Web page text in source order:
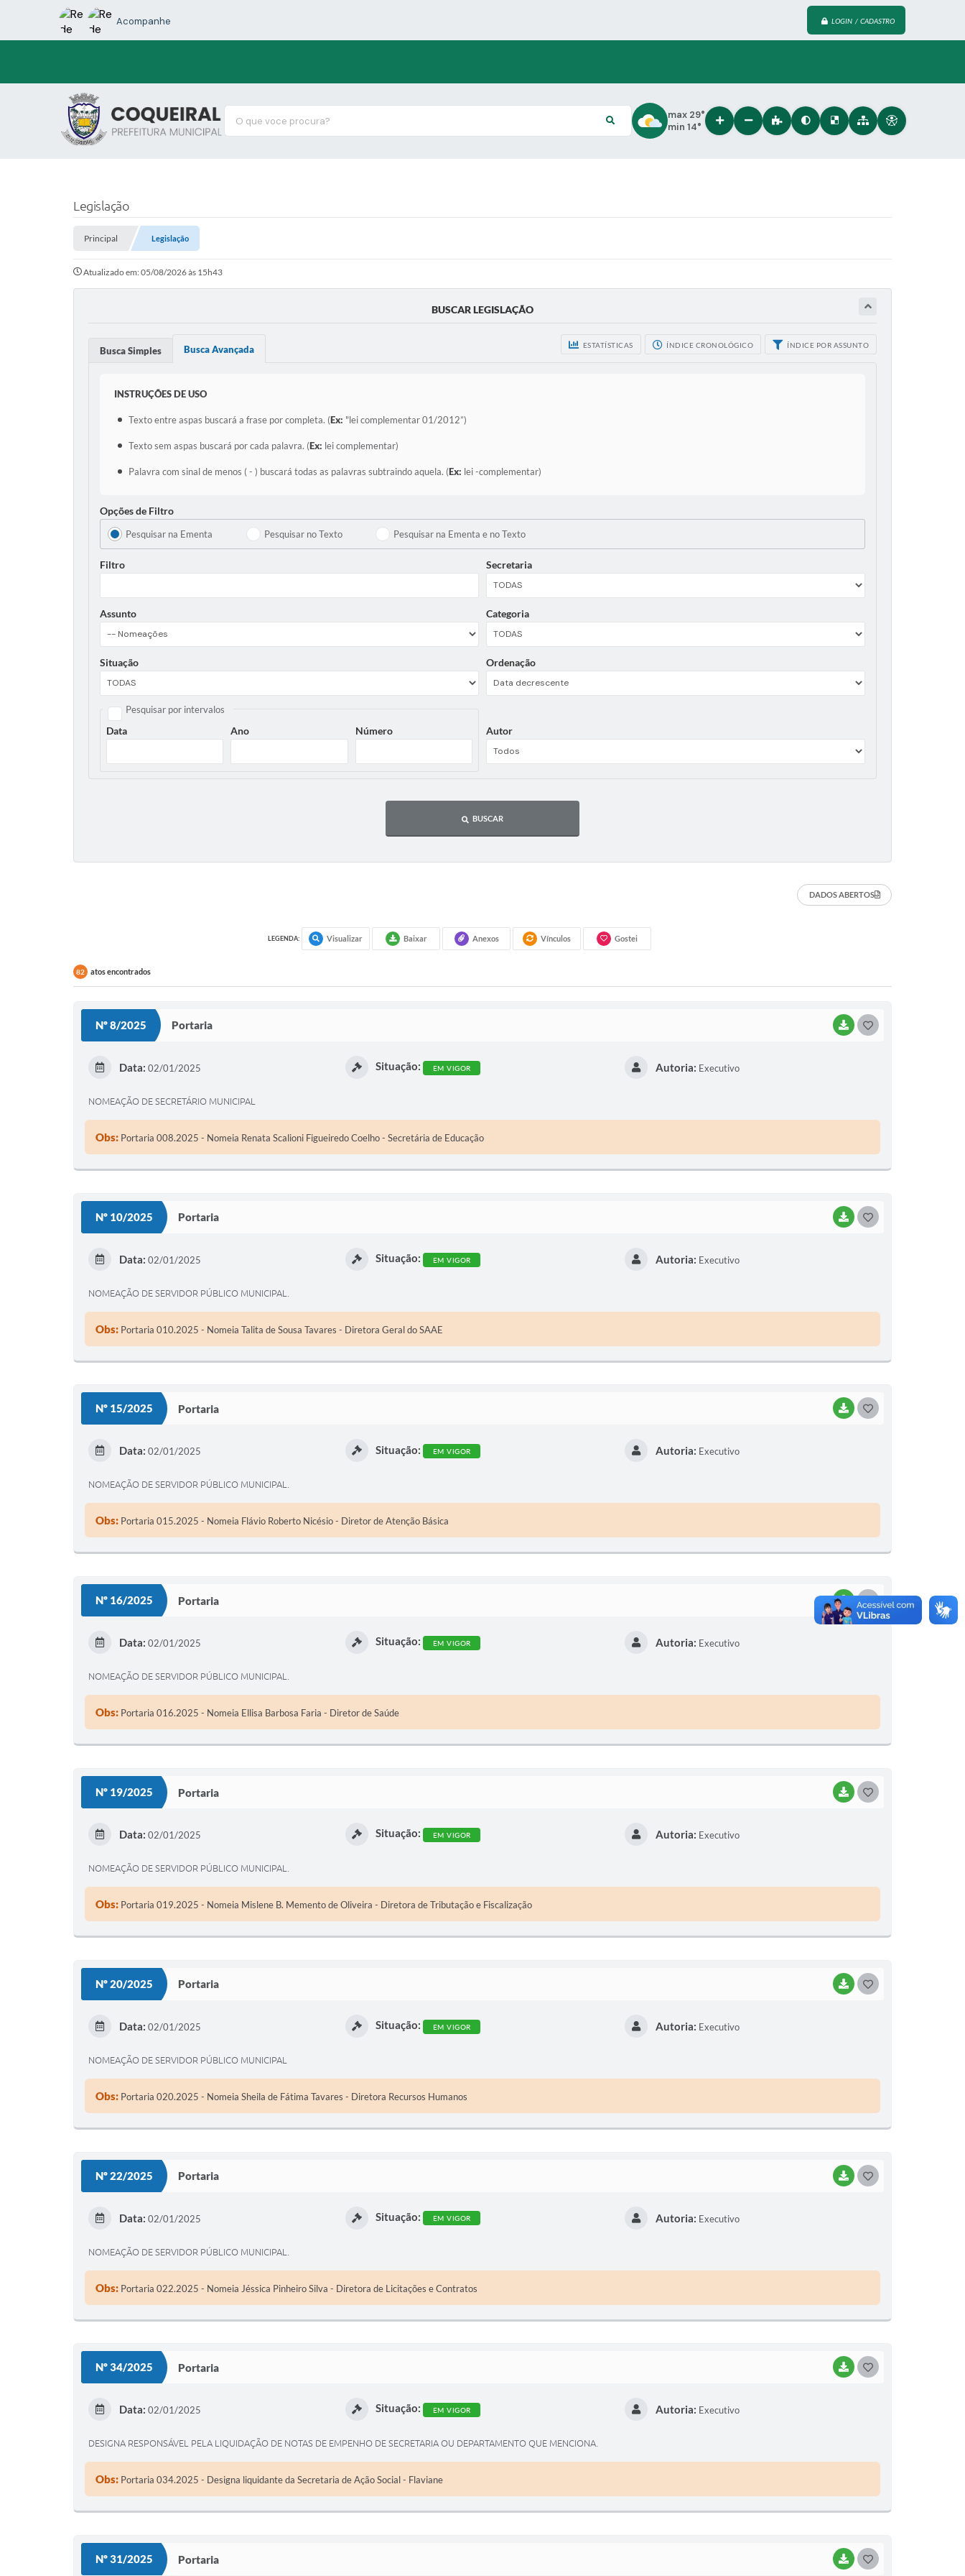
LOGIN / CADASTRO
O que voce procura?
Acompanhe
max 29°
min 14°
Legislação
Principal Legislação
Atualizado em: 05/08/2026 às 15h43
BUSCAR LEGISLAÇÃO
ESTATÍSTICAS ÍNDICE CRONOLÓGICO ÍNDICE POR ASSUNTO
Busca Simples Busca Avançada
INSTRUÇÕES DE USO
Texto entre aspas buscará a frase por completa. (Ex: "lei complementar 01/2012”)
Texto sem aspas buscará por cada palavra. (Ex: lei complementar)
Palavra com sinal de menos ( - ) buscará todas as palavras subtraindo aquela. (Ex: lei -complementar)
Opções de Filtro
Pesquisar na Ementa Pesquisar no Texto Pesquisar na Ementa e no Texto
Filtro Secretaria
Assunto Categoria
Situação Ordenação
Pesquisar por intervalos
Data Ano Número Autor
BUSCAR
DADOS ABERTOS
LEGENDA: Visualizar Baixar Anexos Vínculos Gostei
82 atos encontrados
Nº 8/2025 Portaria BAIXAR
Data: 02/01/2025 Situação: EM VIGOR Autoria: Executivo
NOMEAÇÃO DE SECRETÁRIO MUNICIPAL
Obs: Portaria 008.2025 - Nomeia Renata Scalioni Figueiredo Coelho - Secretária de Educação
Nº 10/2025 Portaria BAIXAR
Data: 02/01/2025 Situação: EM VIGOR Autoria: Executivo
NOMEAÇÃO DE SERVIDOR PÚBLICO MUNICIPAL.
Obs: Portaria 010.2025 - Nomeia Talita de Sousa Tavares - Diretora Geral do SAAE
Nº 15/2025 Portaria BAIXAR
Data: 02/01/2025 Situação: EM VIGOR Autoria: Executivo
NOMEAÇÃO DE SERVIDOR PÚBLICO MUNICIPAL.
Obs: Portaria 015.2025 - Nomeia Flávio Roberto Nicésio - Diretor de Atenção Básica
Nº 16/2025 Portaria BAIXARG
Data: 02/01/2025 Situação: EM VIGOR Autoria: Executivo
NOMEAÇÃO DE SERVIDOR PÚBLICO MUNICIPAL.
Obs: Portaria 016.2025 - Nomeia Ellisa Barbosa Faria - Diretor de Saúde
Nº 19/2025 Portaria BAIXAR
Data: 02/01/2025 Situação: EM VIGOR Autoria: Executivo
NOMEAÇÃO DE SERVIDOR PÚBLICO MUNICIPAL.
Obs: Portaria 019.2025 - Nomeia Mislene B. Memento de Oliveira - Diretora de Tributação e Fiscalização
Nº 20/2025 Portaria BAIXAR
Data: 02/01/2025 Situação: EM VIGOR Autoria: Executivo
NOMEAÇÃO DE SERVIDOR PÚBLICO MUNICIPAL
Obs: Portaria 020.2025 - Nomeia Sheila de Fátima Tavares - Diretora Recursos Humanos
Nº 22/2025 Portaria BAIXAR
Data: 02/01/2025 Situação: EM VIGOR Autoria: Executivo
NOMEAÇÃO DE SERVIDOR PÚBLICO MUNICIPAL.
Obs: Portaria 022.2025 - Nomeia Jéssica Pinheiro Silva - Diretora de Licitações e Contratos
Nº 34/2025 Portaria BAIXAR
Data: 02/01/2025 Situação: EM VIGOR Autoria: Executivo
DESIGNA RESPONSÁVEL PELA LIQUIDAÇÃO DE NOTAS DE EMPENHO DE SECRETARIA OU DEPARTAMENTO QUE MENCIONA.
Obs: Portaria 034.2025 - Designa liquidante da Secretaria de Ação Social - Flaviane
Nº 31/2025 Portaria BAIXAR